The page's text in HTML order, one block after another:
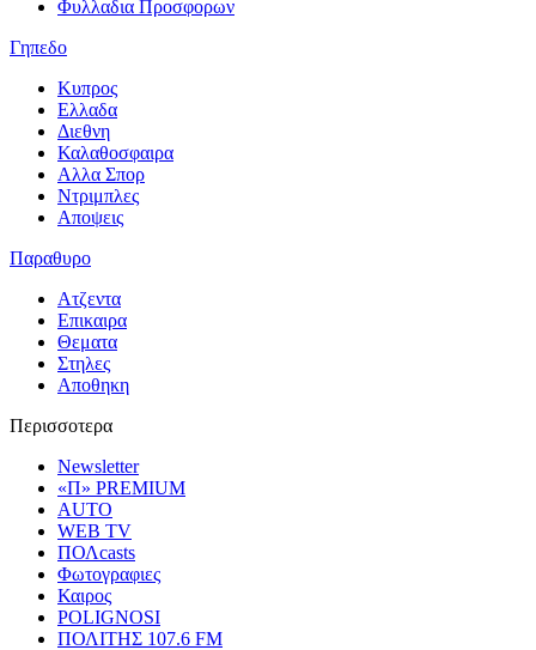
Φυλλαδια Προσφορων
Γηπεδο
Κυπρος
Ελλαδα
Διεθνη
Καλαθοσφαιρα
Αλλα Σπορ
Ντριμπλες
Αποψεις
Παραθυρο
Ατζεντα
Επικαιρα
Θεματα
Στηλες
Αποθηκη
Περισσοτερα
Newsletter
«Π» PREMIUM
AUTO
WEB TV
ΠΟΛcasts
Φωτογραφιες
Καιρος
POLIGNOSI
ΠΟΛΙΤΗΣ 107.6 FM